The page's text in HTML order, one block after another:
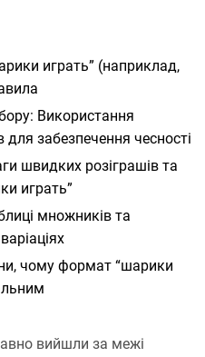
играть” (наприклад,
Використання
для забезпечення чесності
швидких розіграшів та
играть”
множників та
чому формат “шарики
вийшли за межі